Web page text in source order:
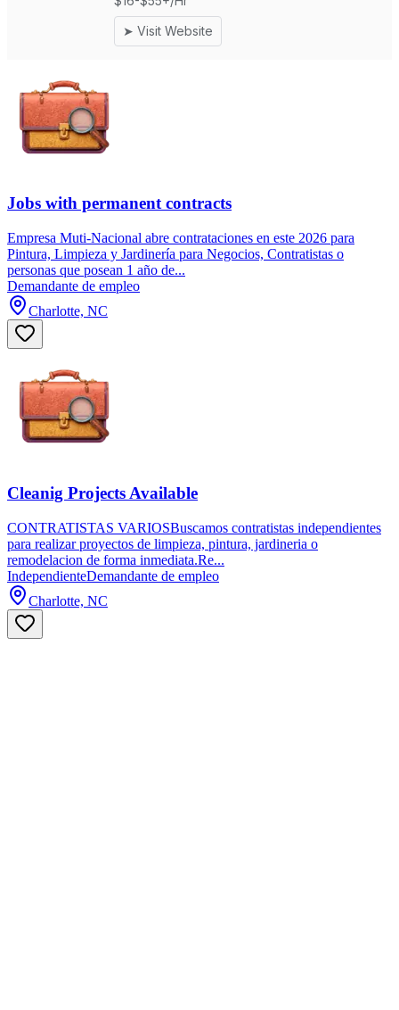
Jobs with permanent contracts
Empresa Muti-Nacional abre contrataciones en este 2026 para
Pintura, Limpieza y Jardinería para Negocios, Contratistas o
personas que posean 1 año de...
Demandante de empleo
Charlotte, NC
Cleanig Projects Available
CONTRATISTAS VARIOSBuscamos contratistas independientes
para realizar proyectos de limpieza, pintura, jardineria o
remodelacion de forma inmediata.Re...
IndependienteDemandante de empleo
Charlotte, NC